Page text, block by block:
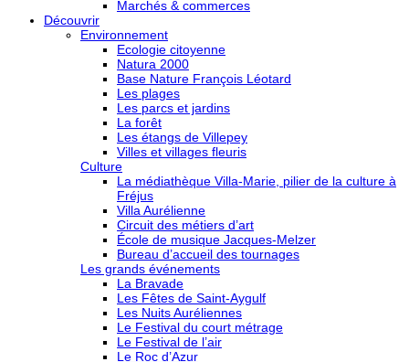
Marchés & commerces
Découvrir
Environnement
Ecologie citoyenne
Natura 2000
Base Nature François Léotard
Les plages
Les parcs et jardins
La forêt
Les étangs de Villepey
Villes et villages fleuris
Culture
La médiathèque Villa-Marie, pilier de la culture à
Fréjus
Villa Aurélienne
Circuit des métiers d’art
École de musique Jacques-Melzer
Bureau d’accueil des tournages
Les grands événements
La Bravade
Les Fêtes de Saint-Aygulf
Les Nuits Auréliennes
Le Festival du court métrage
Le Festival de l’air
Le Roc d’Azur